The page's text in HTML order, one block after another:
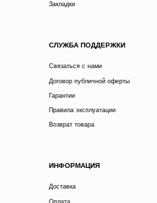
Закладки
СЛУЖБА ПОДДЕРЖКИ
Связаться с нами
Договор публичной оферты
Гарантии
Правила эксплуатации
Возврат товара
ИНФОРМАЦИЯ
Доставка
Оплата